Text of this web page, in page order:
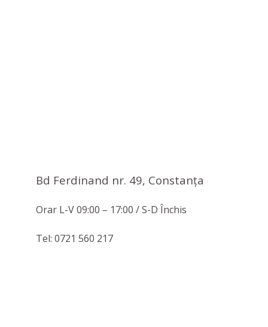
Bd Ferdinand nr. 49, Constanţa
Orar L-V 09:00 – 17:00 / S-D Închis
Tel: 0721 560 217